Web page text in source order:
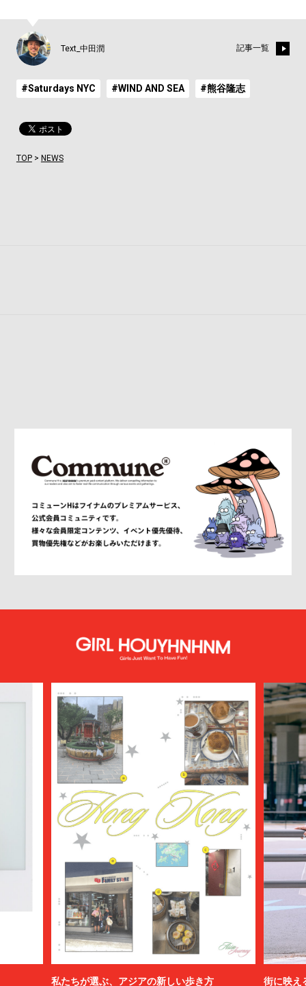
Text_中田潤 記事一覧
#Saturdays NYC #WIND AND SEA #熊谷隆志
TOP> NEWS
私たちが選ぶ、アジアの新しい歩き方 街に映え